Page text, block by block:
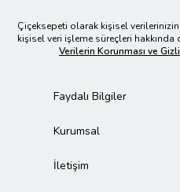
Çiçeksepeti olarak kişisel
kişisel veri işleme süreçleri
Verilerin Korunması ve
Faydalı Bilgiler
Kurumsal
İletişim